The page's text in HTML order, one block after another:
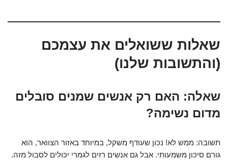
שאלות ששואלים את עצמכם
(והתשובות שלנו)
שאלה: האם רק אנשים שמנים סובלים
מדום נשימה?
תשובה: ממש לא! נכון שעודף משקל, במיוחד באזור הצוואר, הוא
גורם סיכון משמעותי. אבל גם אנשים רזים לגמרי יכולים לסבול מזה.